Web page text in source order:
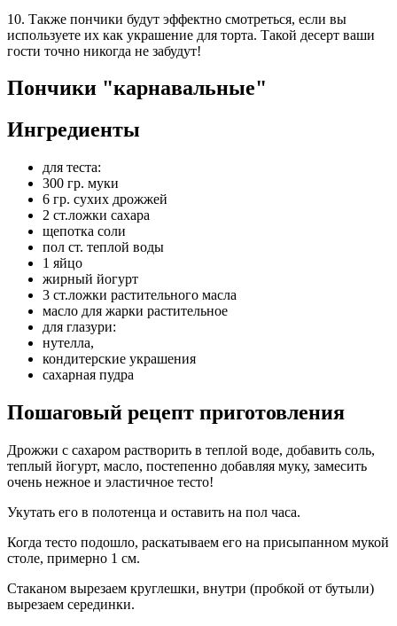
10. Также пончики будут эффектно смотреться, если вы
используете их как украшение для торта. Такой десерт ваши
гости точно никогда не забудут!
Пончики "карнавальные"
Ингредиенты
для теста:
300 гр. муки
6 гр. сухих дрожжей
2 ст.ложки сахара
щепотка соли
пол ст. теплой воды
1 яйцо
жирный йогурт
3 ст.ложки растительного масла
масло для жарки растительное
для глазури:
нутелла,
кондитерские украшения
сахарная пудра
Пошаговый рецепт приготовления
Дрожжи с сахаром растворить в теплой воде, добавить соль,
теплый йогурт, масло, постепенно добавляя муку, замесить
очень нежное и эластичное тесто!
Укутать его в полотенца и оставить на пол часа.
Когда тесто подошло, раскатываем его на присыпанном мукой
столе, примерно 1 см.
Стаканом вырезаем круглешки, внутри (пробкой от бутыли)
вырезаем серединки.